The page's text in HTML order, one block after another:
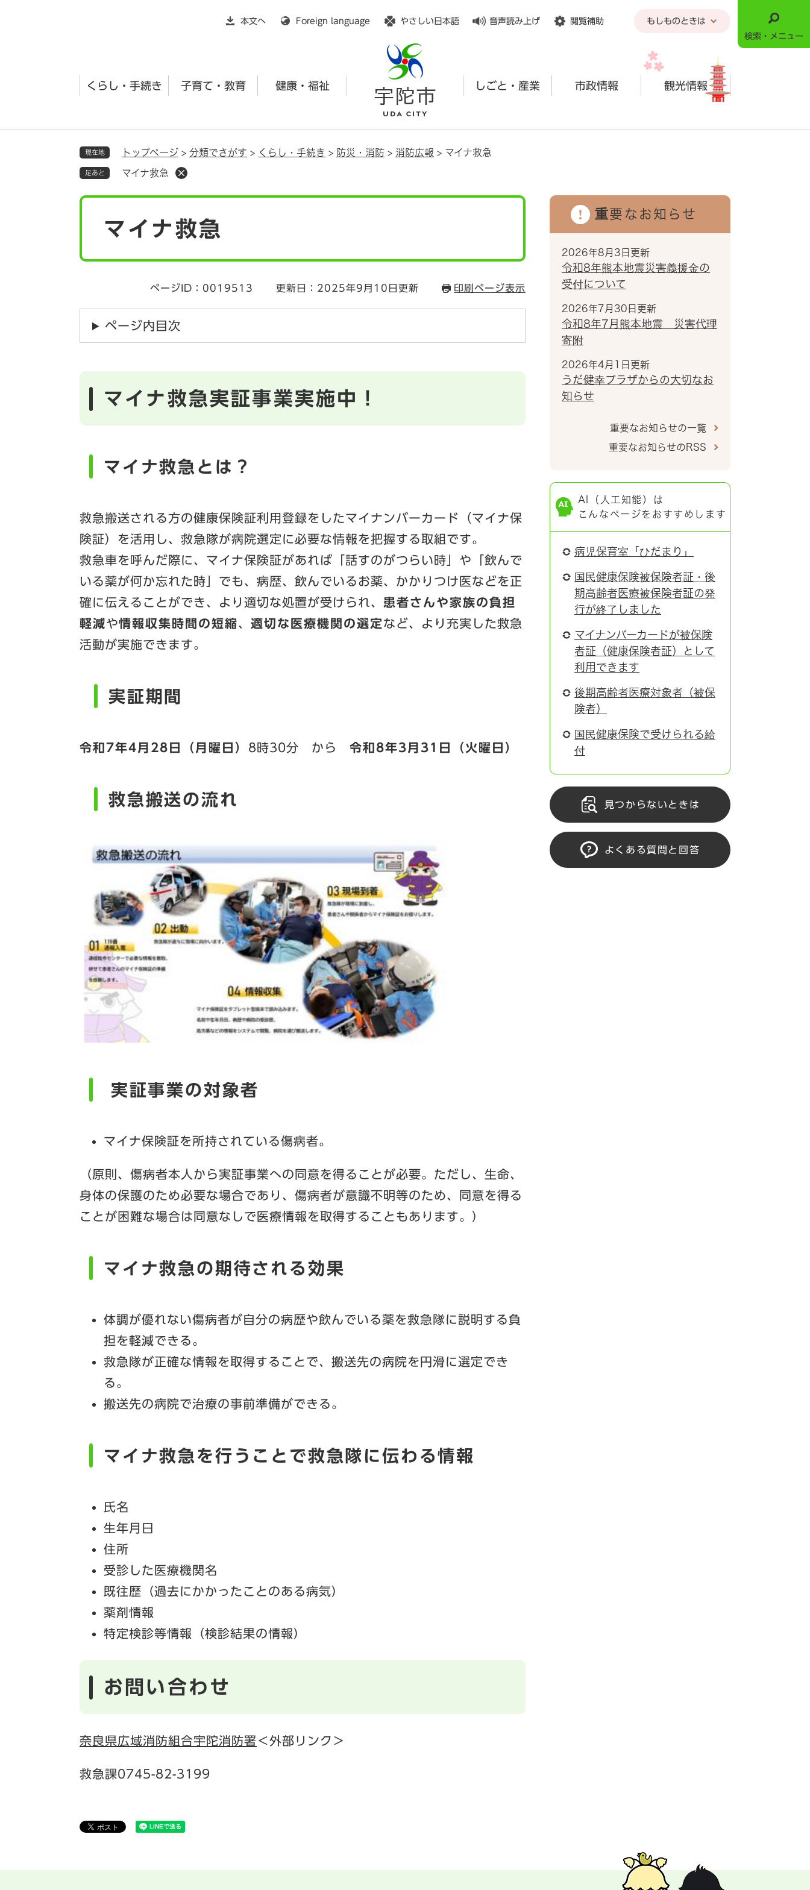
本文へ
Foreign language やさしい日本語 音声読み上げ 閲覧補助 もしものときは
くらし・手続き 子育て・教育 健康・福祉 しごと・産業 市政情報 観光情報
検索・メニュー
現在地 トップページ > 分類でさがす > くらし・手続き > 防災・消防 > 消防広報 > マイナ救急
足あと マイナ救急
マイナ救急
ページID：0019513 更新日：2025年9月10日更新 印刷ページ表示
ページ内目次
マイナ救急実証事業実施中！
マイナ救急とは？
救急搬送される方の健康保険証利用登録をしたマイナンバーカード（マイナ保
険証）を活用し、救急隊が病院選定に必要な情報を把握する取組です。
救急車を呼んだ際に、マイナ保険証があれば「話すのがつらい時」や「飲んで
いる薬が何か忘れた時」でも、病歴、飲んでいるお薬、かかりつけ医などを正
確に伝えることができ、より適切な処置が受けられ、 患者さんや家族の負担
軽減や情報収集時間の短縮、 適切な医療機関の選定 など、より充実した救急
活動が実施できます。
実証期間
令和7年4月28日（月曜日） 8時30分 から 令和8年3月31日（火曜日）
救急搬送の流れ
実証事業の対象者
マイナ保険証を所持されている傷病者。
（原則、傷病者本人から実証事業への同意を得ることが必要。ただし、生命、
身体の保護のため必要な場合であり、傷病者が意識不明等のため、同意を得る
ことが困難な場合は同意なしで医療情報を取得することもあります。）
マイナ救急の期待される効果
体調が優れない傷病者が自分の病歴や飲んでいる薬を救急隊に説明する負
担を軽減できる。
救急隊が正確な情報を取得することで、搬送先の病院を円滑に選定でき
る。
搬送先の病院で治療の事前準備ができる。
マイナ救急を行うことで救急隊に伝わる情報
氏名
生年月日
住所
受診した医療機関名
既往歴（過去にかかったことのある病気）
薬剤情報
特定検診等情報（検診結果の情報）
お問い合わせ
奈良県広域消防組合宇陀消防署＜外部リンク＞
救急課0745-82-3199
重要なお知らせ
2026年8月3日更新
令和8年熊本地震災害義援金の
受付について
2026年7月30日更新
令和8年7月熊本地震 災害代理
寄附
2026年4月1日更新
うだ健幸プラザからの大切なお
知らせ
重要なお知らせの一覧
重要なお知らせのRSS
AI（人工知能）は
こんなページをおすすめします
病児保育室「ひだまり」
国民健康保険被保険者証・後
期高齢者医療被保険者証の発
行が終了しました
マイナンバーカードが被保険
者証（健康保険者証）として
利用できます
後期高齢者医療対象者（被保
険者）
国民健康保険で受けられる給
付
見つからないときは
よくある質問と回答